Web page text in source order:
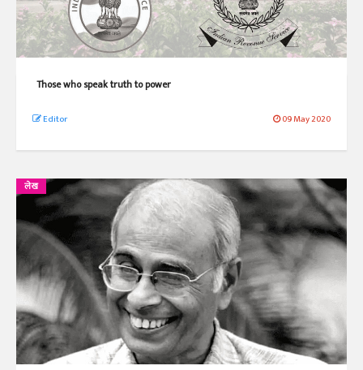
Those who speak truth to power
Editor 09 May 2020
लेख